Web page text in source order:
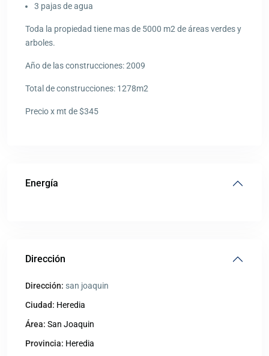
3 pajas de agua
Toda la propiedad tiene mas de 5000 m2 de áreas verdes y
arboles.
Año de las construcciones: 2009
Total de construcciones: 1278m2
Precio x mt de $345
Energía
Dirección
Dirección: san joaquin
Ciudad: Heredia
Área: San Joaquin
Provincia: Heredia